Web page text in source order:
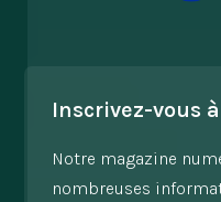
Inscrivez-vous à
Notre magazine
nombreuses